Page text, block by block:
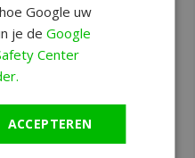
Citizen CA4624-56L
Eco-Drive Chrono
horloge
Google uw
je deGoogle
Center
ACCEPTEREN